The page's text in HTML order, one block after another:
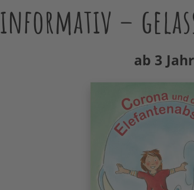
informativ –
ab 3